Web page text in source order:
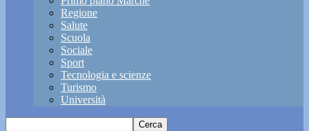
Regione
Salute
Scuola
Sociale
Sport
Tecnologia e scienze
Turismo
Università